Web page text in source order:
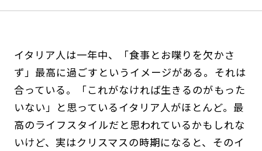
イタリア人は一年中、「食事とお喋りを欠かさ
ず」最高に過ごすというイメージがある。それは
合っている。「これがなければ生きるのがもった
いない」と思っているイタリア人がほとんど。最
高のライフスタイルだと思われているかもしれな
いけど、実はクリスマスの時期になると、そのイ